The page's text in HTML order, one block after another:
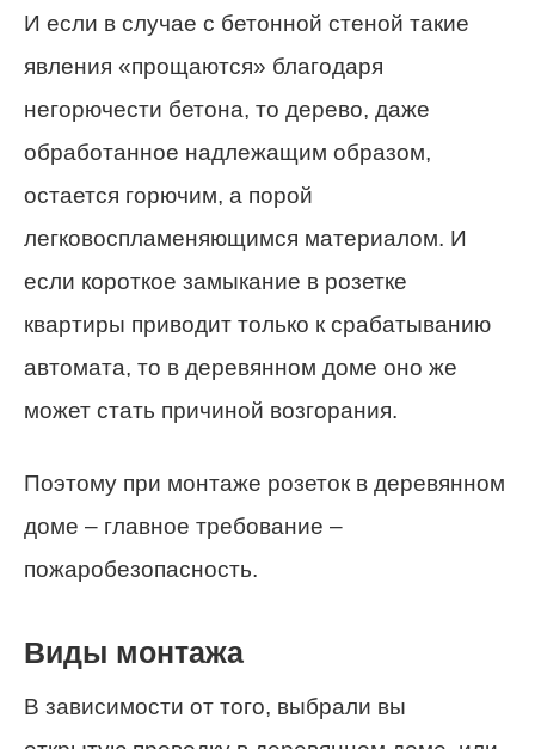
И если в случае с бетонной стеной такие
явления «прощаются» благодаря
негорючести бетона, то дерево, даже
обработанное надлежащим образом,
остается горючим, а порой
легковоспламеняющимся материалом. И
если короткое замыкание в розетке
квартиры приводит только к срабатыванию
автомата, то в деревянном доме оно же
может стать причиной возгорания.
Поэтому при монтаже розеток в деревянном
доме – главное требование –
пожаробезопасность.
Виды монтажа
В зависимости от того, выбрали вы